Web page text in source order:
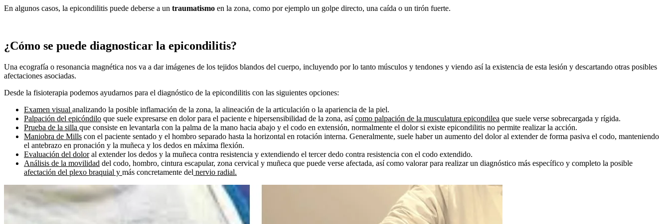
En algunos casos, la epicondilitis puede deberse a un traumatismo en la zona, como por ejemplo un golpe directo, una caída o un tirón fuerte.
¿Cómo se puede diagnosticar la epicondilitis?
Una ecografía o resonancia magnética nos va a dar imágenes de los tejidos blandos del cuerpo, incluyendo por lo tanto músculos y tendones y viendo así la existencia de esta lesión y descartando otras posibles
afectaciones asociadas.
Desde la fisioterapia podemos ayudarnos para el diagnóstico de la epicondilitis con las siguientes opciones:
Examen visual analizando la posible inflamación de la zona, la alineación de la articulación o la apariencia de la piel.
Palpación del epicóndilo que suele expresarse en dolor para el paciente e hipersensibilidad de la zona, asícomo palpación de la musculatura epicondilea que suele verse sobrecargada y rígida.
Prueba de la silla que consiste en levantarla con la palma de la mano hacia abajo y el codo en extensión, normalmente el dolor si existe epicondilitis no permite realizar la acción.
Maniobra de Mills con el paciente sentado y el hombro separado hasta la horizontal en rotación interna. Generalmente, suele haber un aumento del dolor al extender de forma pasiva el codo, manteniendo
el antebrazo en pronación y la muñeca y los dedos en máxima flexión.
Evaluación del doloral extender los dedos y la muñeca contra resistencia y extendiendo el tercer dedo contra resistencia con el codo extendido.
Análisis de la movilidad del codo, hombro, cintura escapular, zona cervical y muñeca que puede verse afectada, así como valorar para realizar un diagnóstico más específico y completo la posible
afectación del plexo braquial y más concretamente del nervio radial.